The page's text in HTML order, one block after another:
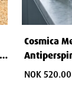
Cosmica
50 ml
NOK 520.00